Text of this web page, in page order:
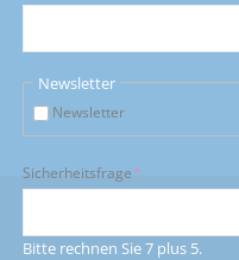
Newsletter
Newsletter
Pflichtfeld
Sicherheitsfrage*
Bitte rechnen Sie 7 plus 5.